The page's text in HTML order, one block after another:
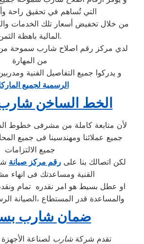
التي تُساهم في تحقيق راحة
من خلال تخفيض أسعار تلك الخدمات
المالية باهظة الثمن.
لدي مركز رقم اصلاح شارب سموحة
من المهارة
و يدركوا جميع التفاصيل الفنية
الرسمية لجميع
الخط الساخن
لأن متابعة كاملة من مشرفى خطوط
جميع عملائنا ومهندسينا فى جميع
جميع الالتزامات
لكن اتصالك بنا علىرقم مركز صيانة
القنية ومساعدتك فى انهاء
او عطل بسيط هو امر نقدره تمام
والمساعدة قدر المستطاع ،الصيانة
ضمان شارب
تقدم شركةشارب لصناعة